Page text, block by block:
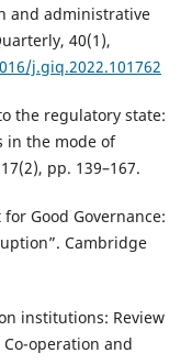
and administrative
40(1),
j.giq.2022.101762
the regulatory state:
in the mode of
pp. 139–167.
for Good Governance:
Cambridge
institutions: Review
operation and